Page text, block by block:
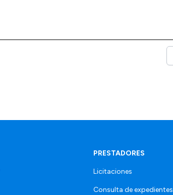
PRESTADORES
Licitaciones
Consulta de expedientes